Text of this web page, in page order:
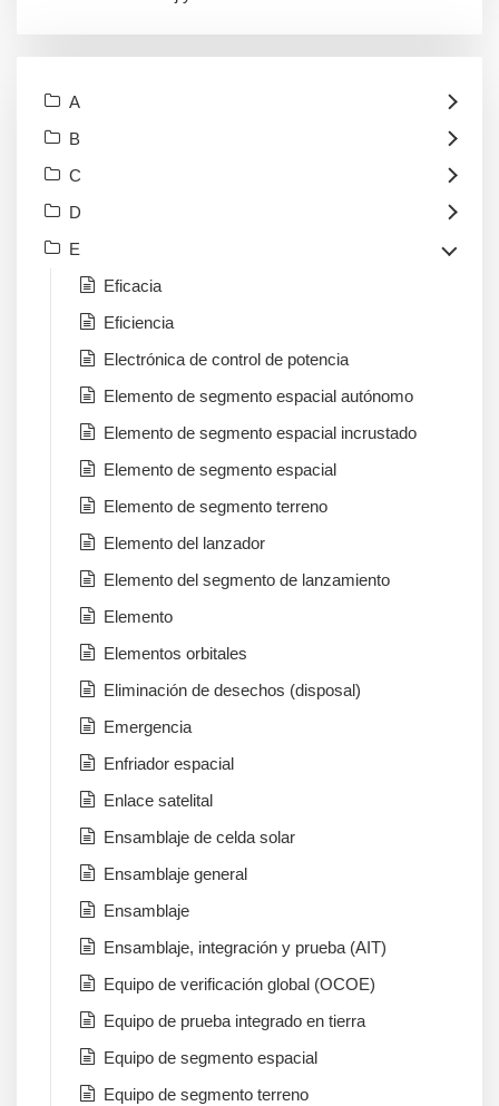
A
B
C
D
E
Eficacia
Eficiencia
Electrónica de control de potencia
Elemento de segmento espacial autónomo
Elemento de segmento espacial incrustado
Elemento de segmento espacial
Elemento de segmento terreno
Elemento del lanzador
Elemento del segmento de lanzamiento
Elemento
Elementos orbitales
Eliminación de desechos (disposal)
Emergencia
Enfriador espacial
Enlace satelital
Ensamblaje de celda solar
Ensamblaje general
Ensamblaje
Ensamblaje, integración y prueba (AIT)
Equipo de verificación global (OCOE)
Equipo de prueba integrado en tierra
Equipo de segmento espacial
Equipo de segmento terreno